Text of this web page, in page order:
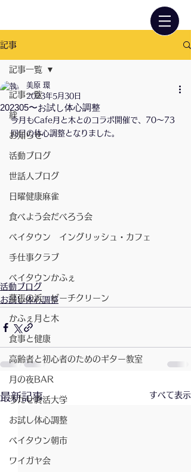
記事
記事一覧
絆
お知らせ
活動ブログ
世話人ブログ
日曜健康麻雀
食べよう会だべろう会
ベイタウン イングリッシュ・カフェ
手仕事クラブ
ベイタウンかふぇ
幕張の浜 ビーチクリーン
かふぇ月と木
食事と健康
高齢者と初心者のためのギター教室
月の夜BAR
うたせ終活大学
お試し体心調整
ベイタウン朝市
ワイガヤ会
記事一覧
202305〜お試し体心調整
美原 環
2023年5月30日
今月もCafe月と木とのコラボ開催で、70〜73
回目の体心調整となりました。
活動ブログ
お試し体心調整
最新記事 すべて表示